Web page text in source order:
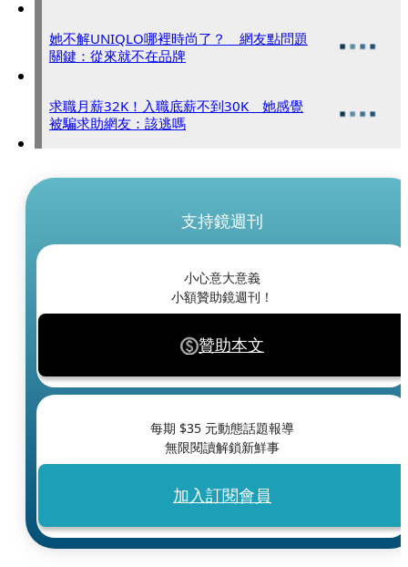
她不解UNIQLO哪裡時尚了？ 網友點問題
關鍵：從來就不在品牌
求職月薪32K！入職底薪不到30K 她感覺
被騙求助網友：該逃嗎
支持鏡週刊
小心意大意義
小額贊助鏡週刊！
贊助本文
每期 $35 元動態話題報導
無限閱讀解鎖新鮮事
加入訂閱會員